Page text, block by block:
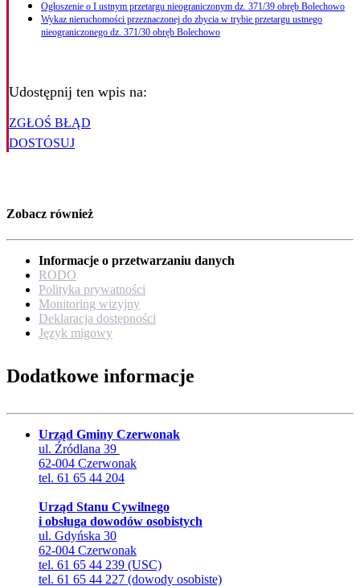
Ogłoszenie o I ustnym przetargu nieograniczonym dz. 371/39 obręb Bolechowo
Wykaz nieruchomości przeznaczonej do zbycia w trybie przetargu ustnego
nieograniczonego dz. 371/30 obręb Bolechowo
Udostępnij ten wpis na:
ZGŁOŚ BŁĄD
DOSTOSUJ
Zobacz również
Informacje o przetwarzaniu danych
RODO
Polityka prywatności
Monitoring wizyjny
Deklaracja dostępności
Język migowy
Dodatkowe informacje
Urząd Gminy Czerwonak
ul. Źródlana 39
62-004 Czerwonak
tel. 61 65 44 204
Urząd Stanu Cywilnego
i obsługa dowodów osobistych
ul. Gdyńska 30
62-004 Czerwonak
tel. 61 65 44 239 (USC)
tel. 61 65 44 227 (dowody osobiste)